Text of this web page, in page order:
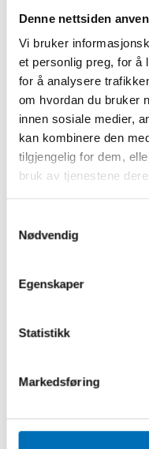
Denne nettsiden
Vi bruker
et personlig preg, for å
for å analysere
om hvordan du bruker
innen sosiale medier,
kan kombinere den
tilgjengelig for dem,
bruk av tjenestene
Nødvendig
Egenskaper
Statistikk
Markedsføring
RAPPORT-
18 jun 2021
Nordic indicators
– Monitoring the
and Agenda 2030
No person with a
presents suggested